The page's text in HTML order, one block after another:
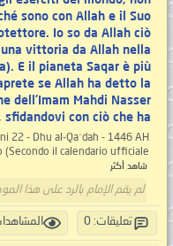
sono con Allah e il Suo
Io so da Allah ciò
vittoria da Allah nella
E il pianeta Saqar è più
se Allah ha detto la
dell’Imam Mahdi Nasser
sfidandovi con ciò che ha
22 - Dhu al-Qaʿdah - 1446 AH
il calendario ufficiale...
شاهد أكثر
لم يقم الإمام بالرد على هذا
تعليقات: 0 المشاهدات: